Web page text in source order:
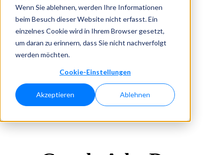
Wenn Sie ablehnen, werden Ihre Informationen
beim Besuch dieser Website nicht erfasst. Ein
einzelnes Cookie wird in Ihrem Browser gesetzt,
um daran zu erinnern, dass Sie nicht nachverfolgt
werden möchten.
Cookie-Einstellungen
Akzeptieren Ablehnen